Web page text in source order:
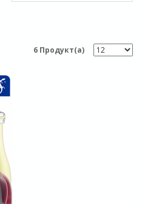
6 Продукт(а)